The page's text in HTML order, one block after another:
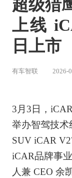
超级猎
上线
日上市
有车智联 2026-
3月3日，
举办智驾技术
SUV iCAR
iCAR品牌事
人兼 CEO 余